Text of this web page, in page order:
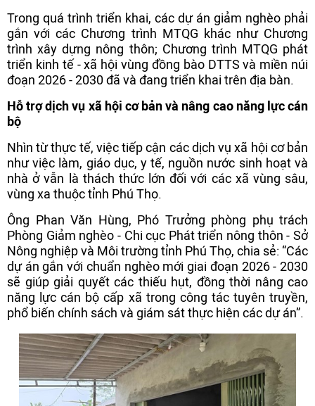
Trong quá trình triển khai, các dự án giảm nghèo phải
gắn với các Chương trình MTQG khác như Chương
trình xây dựng nông thôn; Chương trình MTQG phát
triển kinh tế - xã hội vùng đồng bào DTTS và miền núi
đoạn 2026 - 2030 đã và đang triển khai trên địa bàn.
Hỗ trợ dịch vụ xã hội cơ bản và nâng cao năng lực cán
bộ
Nhìn từ thực tế, việc tiếp cận các dịch vụ xã hội cơ bản
như việc làm, giáo dục, y tế, nguồn nước sinh hoạt và
nhà ở vẫn là thách thức lớn đối với các xã vùng sâu,
vùng xa thuộc tỉnh Phú Thọ.
Ông Phan Văn Hùng, Phó Trưởng phòng phụ trách
Phòng Giảm nghèo - Chi cục Phát triển nông thôn - Sở
Nông nghiệp và Môi trường tỉnh Phú Thọ, chia sẻ: “Các
dự án gắn với chuẩn nghèo mới giai đoạn 2026 - 2030
sẽ giúp giải quyết các thiếu hụt, đồng thời nâng cao
năng lực cán bộ cấp xã trong công tác tuyên truyền,
phổ biến chính sách và giám sát thực hiện các dự án”.